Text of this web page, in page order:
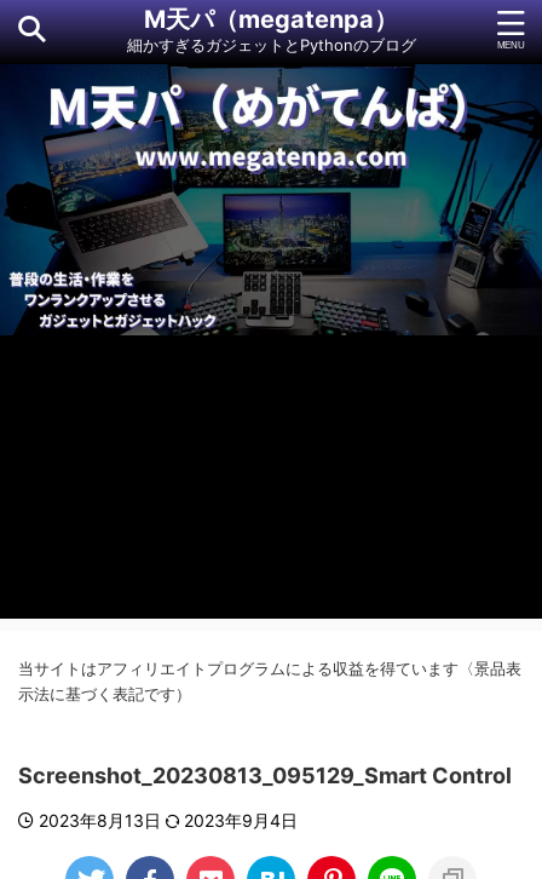
M天パ（megatenpa）
細かすぎるガジェットとPythonのブログ
当サイトはアフィリエイトプログラムによる収益を得ています〈景品表
示法に基づく表記です）
Screenshot_20230813_095129_Smart Control
2023年8月13日 2023年9月4日